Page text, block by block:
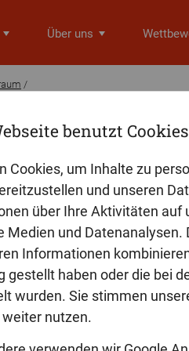
benutzt Cookies
Cookies, um Inhalte zu
und unseren
über Ihre Aktivitäten auf
Medien und Datenanalysen.
Informationen
gestellt haben oder die bei
wurden. Sie stimmen
nutzen.
Über uns
/
Traum
Traum,
Violett gehüllt,
Bechern,
gefüllt.